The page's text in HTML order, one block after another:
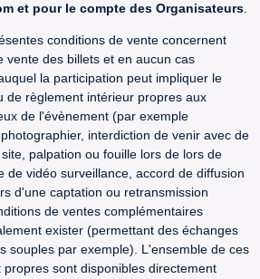
et pour le compte des Organisateurs
conditions de vente concernent
vente des billets et en aucun cas
la participation peut impliquer le
de règlement intérieur propres aux
de l'évènement (par exemple
interdiction de venir avec de
palpation ou fouille lors de lors de
de vidéo surveillance, accord de diffusion
d'une captation ou retransmission
de ventes complémentaires
exister (permettant des échanges
souples par exemple). L'ensemble de ces
sont disponibles directement